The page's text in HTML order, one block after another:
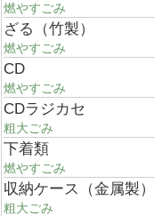
燃やすごみ
ざる（竹製）
燃やすごみ
CD
燃やすごみ
CDラジカセ
粗大ごみ
下着類
燃やすごみ
収納ケース（金属製）
粗大ごみ